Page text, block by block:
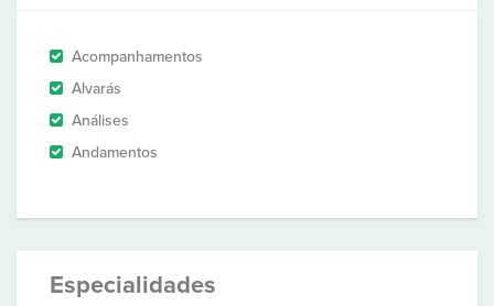
Acompanhamentos
Alvarás
Análises
Andamentos
Especialidades